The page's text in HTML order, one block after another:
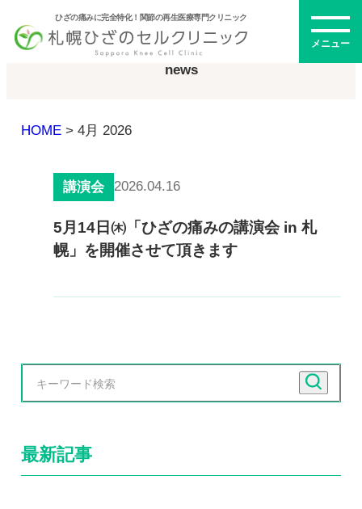
ひざの痛みに完全特化！関節の再生医療専門クリニック
メニュー
ひざの再生医療とは
幹細胞治療
慢性疼痛
症例
よくある質問
お知らせ
news
HOME> 4月 2026
講演会 2026.04.16
5月14日㈭「ひざの痛みの講演会 in 札
幌」を開催させて頂きます
最新記事